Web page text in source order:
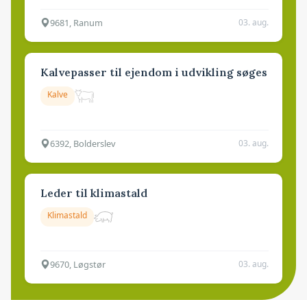
9681, Ranum 03. aug.
Kalvepasser til ejendom i udvikling søges
Kalve
6392, Bolderslev 03. aug.
Leder til klimastald
Klimastald
9670, Løgstør 03. aug.